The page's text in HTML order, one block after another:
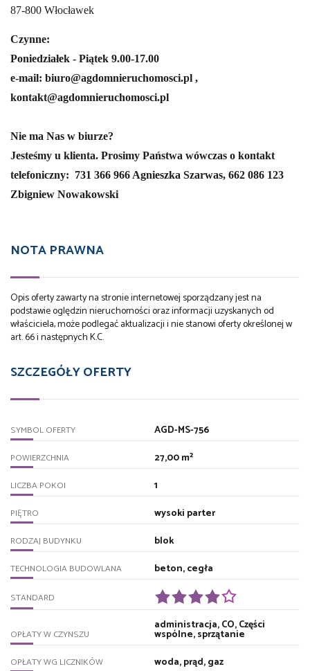
87-800 Włocławek
Czynne:
Poniedziałek - Piątek 9.00-17.00
e-mail: biuro@agdomnieruchomosci.pl ,
kontakt@agdomnieruchomosci.pl
Nie ma Nas w biurze?
Jesteśmy u klienta. Prosimy Państwa wówczas o kontakt
telefoniczny: 731 366 966 Agnieszka Szarwas, 662 086 123
Zbigniew Nowakowski
NOTA PRAWNA
Opis oferty zawarty na stronie internetowej sporządzany jest na
podstawie oględzin nieruchomości oraz informacji uzyskanych od
właściciela, może podlegać aktualizacji i nie stanowi oferty określonej w
art. 66 i następnych K.C.
SZCZEGÓŁY OFERTY
SYMBOL OFERTY AGD-MS-756
POWIERZCHNIA 27,00 m²
LICZBA POKOI 1
PIĘTRO wysoki parter
RODZAJ BUDYNKU blok
TECHNOLOGIA BUDOWLANA beton, cegła
STANDARD
OPŁATY W CZYNSZU
administracja, CO, Części
wspólne, sprzątanie
OPŁATY WG LICZNIKÓW woda, prąd, gaz